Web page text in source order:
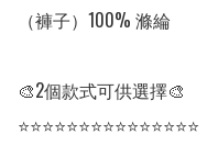
（褲子）100% 滌綸
🎨2個款式可供選擇🎨
⭐⭐⭐⭐⭐⭐⭐⭐⭐⭐⭐⭐⭐⭐⭐